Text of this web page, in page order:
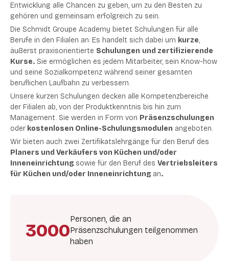
Entwicklung alle Chancen zu geben, um zu den Besten zu
gehören und gemeinsam erfolgreich zu sein.
Die Schmidt Groupe Academy bietet Schulungen für alle
Berufe in den Filialen an: Es handelt sich dabei um kurze,
äußerst praxisorientierte Schulungen und zertifizierende
Kurse. Sie ermöglichen es jedem Mitarbeiter, sein Know-how
und seine Sozialkompetenz während seiner gesamten
beruflichen Laufbahn zu verbessern.
Unsere kurzen Schulungen decken alle Kompetenzbereiche
der Filialen ab, von der Produktkenntnis bis hin zum
Management. Sie werden in Form von Präsenzschulungen
oder kostenlosen Online-Schulungsmodulen angeboten.
Wir bieten auch zwei Zertifikatslehrgänge für den Beruf des
Planers und Verkäufers von Küchen und/oder
Inneneinrichtung sowie für den Beruf des Vertriebsleiters
für Küchen und/oder Inneneinrichtung an.
3000
Personen, die an
Präsenzschulungen teilgenommen
haben